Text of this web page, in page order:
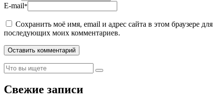
E-mail*
Сохранить моё имя, email и адрес сайта в этом браузере для
последующих моих комментариев.
Свежие записи